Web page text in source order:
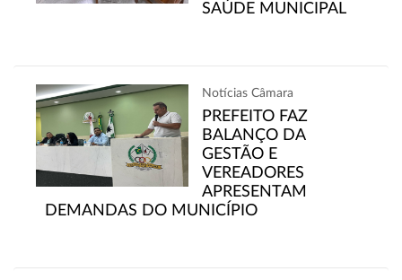
SAÚDE MUNICIPAL
Notícias Câmara
PREFEITO FAZ
BALANÇO DA
GESTÃO E
VEREADORES
APRESENTAM
DEMANDAS DO MUNICÍPIO